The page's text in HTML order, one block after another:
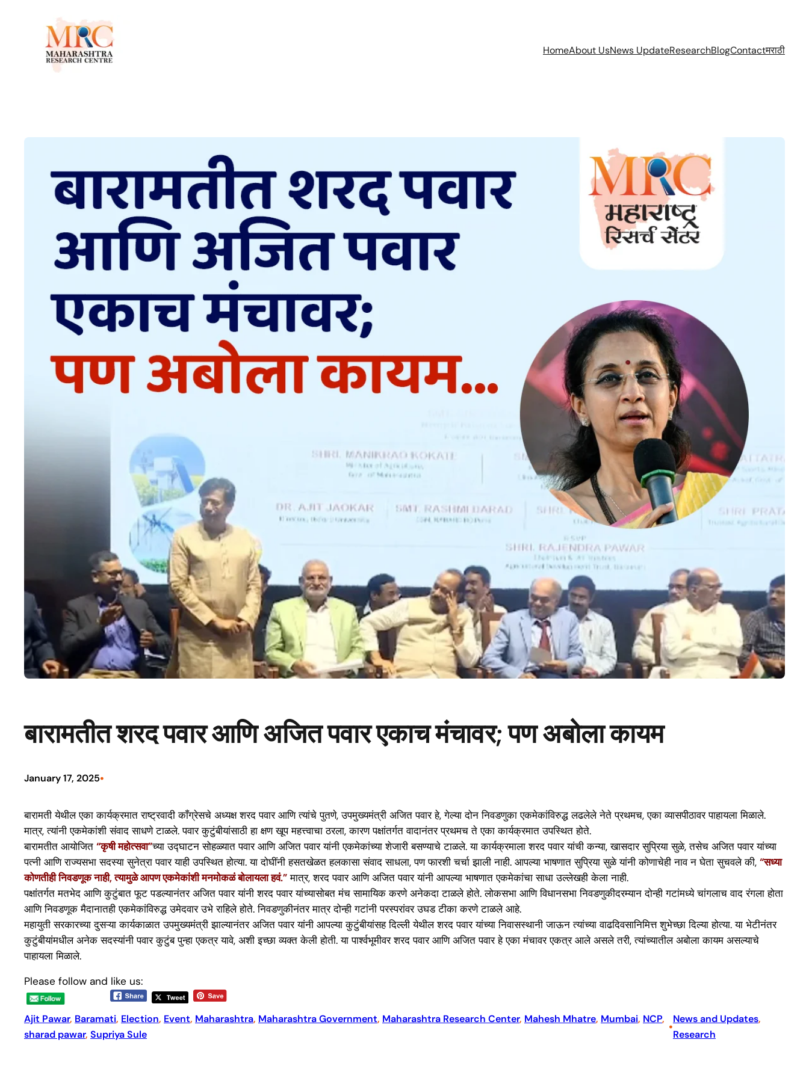
HomeAbout UsNews UpdateResearchBlogContactमराठी
बारामतीत शरद पवार आणि अजित पवार एकाच मंचावर; पण अबोला कायम
January 17, 2025•
बारामती येथील एका कार्यक्रमात राष्ट्रवादी काँग्रेसचे अध्यक्ष शरद पवार आणि त्यांचे पुतणे, उपमुख्यमंत्री अजित पवार हे, गेल्या दोन निवडणुका एकमेकांविरुद्ध लढलेले नेते प्रथमच, एका व्यासपीठावर पाहायला मिळाले.
मात्र, त्यांनी एकमेकांशी संवाद साधणे टाळले. पवार कुटुंबीयांसाठी हा क्षण खूप महत्त्वाचा ठरला, कारण पक्षांतर्गत वादानंतर प्रथमच ते एका कार्यक्रमात उपस्थित होते.
बारामतीत आयोजित “कृषी महोत्सवा”च्या उद्घाटन सोहळ्यात पवार आणि अजित पवार यांनी एकमेकांच्या शेजारी बसण्याचे टाळले. या कार्यक्रमाला शरद पवार यांची कन्या, खासदार सुप्रिया सुळे, तसेच अजित पवार यांच्या
पत्नी आणि राज्यसभा सदस्या सुनेत्रा पवार याही उपस्थित होत्या. या दोघींनी हसतखेळत हलकासा संवाद साधला, पण फारशी चर्चा झाली नाही. आपल्या भाषणात सुप्रिया सुळे यांनी कोणाचेही नाव न घेता सुचवले की, “सध्या
कोणतीही निवडणूक नाही, त्यामुळे आपण एकमेकांशी मनमोकळं बोलायला हवं.”मात्र, शरद पवार आणि अजित पवार यांनी आपल्या भाषणात एकमेकांचा साधा उल्लेखही केला नाही.
पक्षांतर्गत मतभेद आणि कुटुंबात फूट पडल्यानंतर अजित पवार यांनी शरद पवार यांच्यासोबत मंच सामायिक करणे अनेकदा टाळले होते. लोकसभा आणि विधानसभा निवडणुकीदरम्यान दोन्ही गटांमध्ये चांगलाच वाद रंगला होता
आणि निवडणूक मैदानातही एकमेकांविरुद्ध उमेदवार उभे राहिले होते. निवडणुकीनंतर मात्र दोन्ही गटांनी परस्परांवर उघड टीका करणे टाळले आहे.
महायुती सरकारच्या दुसऱ्या कार्यकाळात उपमुख्यमंत्री झाल्यानंतर अजित पवार यांनी आपल्या कुटुंबीयांसह दिल्ली येथील शरद पवार यांच्या निवासस्थानी जाऊन त्यांच्या वाढदिवसानिमित्त शुभेच्छा दिल्या होत्या. या भेटीनंतर
कुटुंबीयांमधील अनेक सदस्यांनी पवार कुटुंब पुन्हा एकत्र यावे, अशी इच्छा व्यक्त केली होती. या पार्श्वभूमीवर शरद पवार आणि अजित पवार हे एका मंचावर एकत्र आले असले तरी, त्यांच्यातील अबोला कायम असल्याचे
पाहायला मिळाले.
Please follow and like us:
Ajit Pawar, Baramati, Election, Event, Maharashtra, Maharashtra Government, Maharashtra Research Center, Mahesh Mhatre, Mumbai, NCP
sharad pawar, Supriya Sule
•
News and Updates
Research